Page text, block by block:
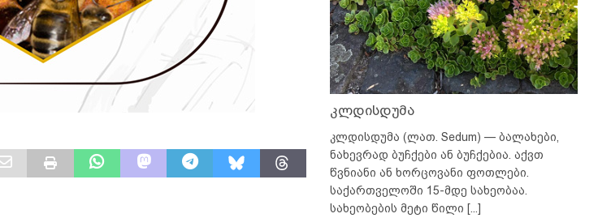
კლდისდუმა
კლდისდუმა (ლათ. Sedum) — ბალახები,
ნახევრად ბუჩქები ან ბუჩქებია. აქვთ
წვნიანი ან ხორცოვანი ფოთლები.
საქართველოში 15-მდე სახეობაა.
სახეობების მეტი წილი [...]